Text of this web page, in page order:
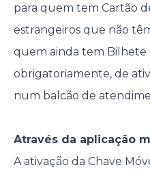
para quem tem Cartão
estrangeiros que não
quem ainda tem
obrigatoriamente, de
num balcão de
Através da aplicação
A ativação da Chave